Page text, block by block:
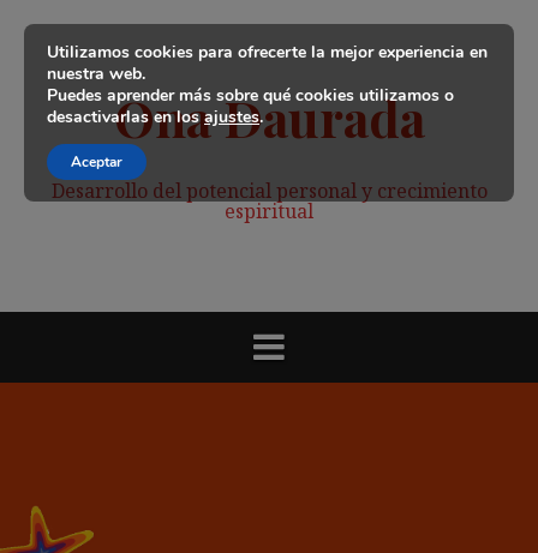
contenido
Ona Daurada
Desarrollo del potencial personal y crecimiento
espiritual
Utilizamos cookies para ofrecerte la mejor experiencia en
nuestra web.
Puedes aprender más sobre qué cookies utilizamos o
desactivarlas en losajustes.
Aceptar